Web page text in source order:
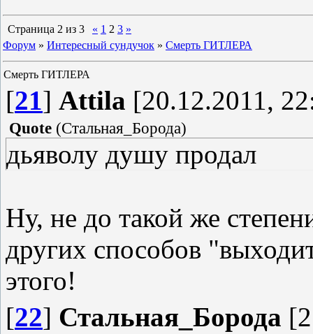
Страница 2 из 3 « 1 2 3 »
Форум » Интересный сундучок » Смерть ГИТЛЕРА
Смерть ГИТЛЕРА
[21] Attila [20.12.2011,
Quote (Стальная_Борода)
дьяволу душу продал
Ну, не до такой же
других способов
этого!
[22] Стальная_Борода